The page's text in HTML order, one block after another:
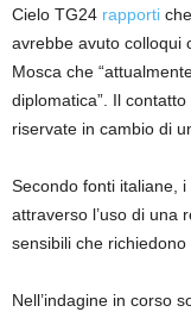
Cielo TG24 rapporti
avrebbe avuto colloqui
Mosca che
diplomatica”. Il
riservate in cambio di
Secondo fonti italiane,
attraverso l’uso di una
sensibili che
Nell’indagine in corso